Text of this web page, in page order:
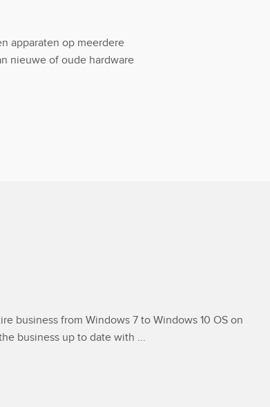
apparaten op meerdere
nieuwe of oude hardware
business from Windows 7 to Windows 10 OS on
business up to date with ...